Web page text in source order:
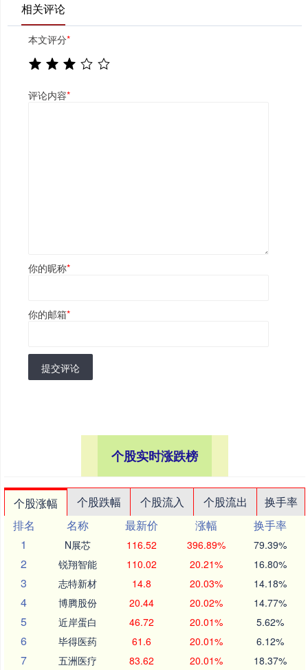
相关评论
本文评分*
评论内容*
你的昵称*
你的邮箱*
提交评论
个股实时涨跌榜
个股涨幅 个股跌幅 个股流入 个股流出
换手率
排名
名称 最新价 涨幅
换手率
1
N展芯 116.52 396.89% 79.39%
2 锐翔智能 110.02 20.21% 16.80%
3 志特新材 14.8 20.03% 14.18%
4 博腾股份 20.44 20.02% 14.77%
5 近岸蛋白 46.72 20.01% 5.62%
6 毕得医药 61.6 20.01% 6.12%
7 五洲医疗 83.62 20.01% 18.37%